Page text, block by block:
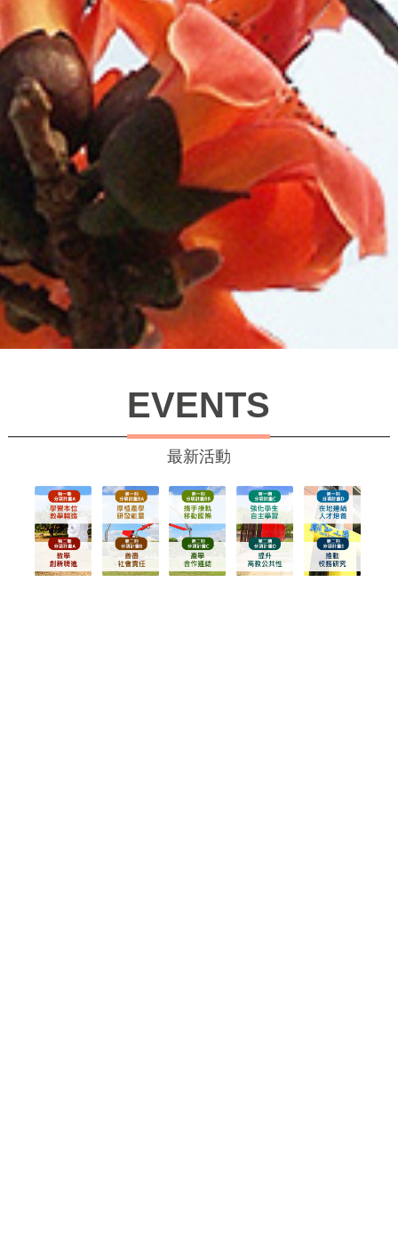
EVENTS
最新活動